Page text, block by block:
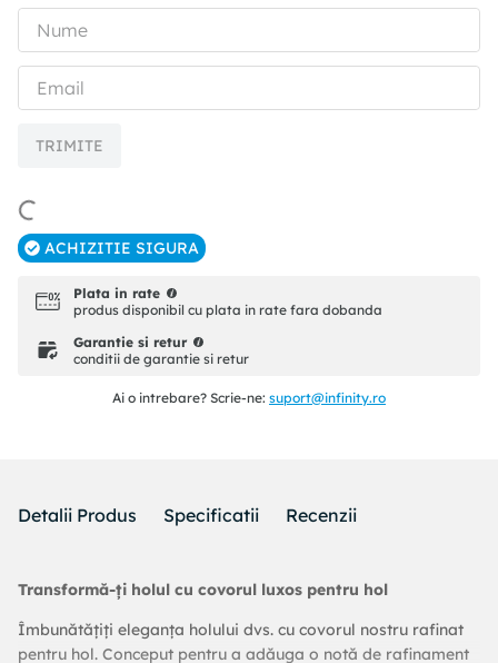
TRIMITE
ACHIZITIE SIGURA
Plata in rate
produs disponibil cu plata in rate fara dobanda
Garantie si retur
conditii de garantie si retur
Ai o intrebare? Scrie-ne: suport@infinity.ro
Detalii Produs Specificatii Recenzii
Transformă-ți holul cu covorul luxos pentru hol
Îmbunătățiți eleganța holului dvs. cu covorul nostru rafinat
pentru hol. Conceput pentru a adăuga o notă de rafinament